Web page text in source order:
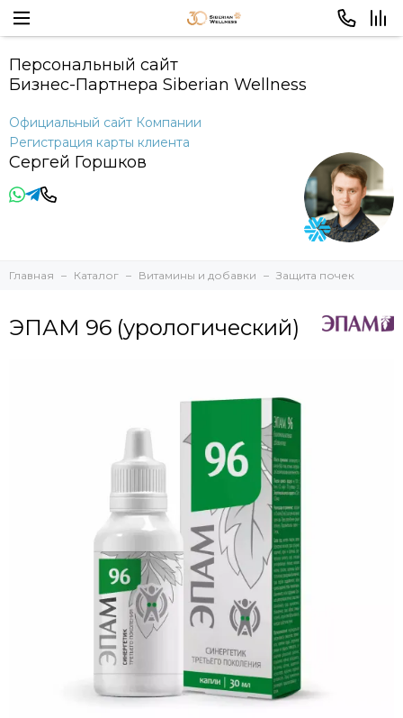
Персональный сайт
Бизнес-Партнера Siberian Wellness
Официальный сайт Компании
Регистрация карты клиента
Сергей Горшков
Главная Каталог Витамины и добавки Защита почек
ЭПАМ 96 (урологический)